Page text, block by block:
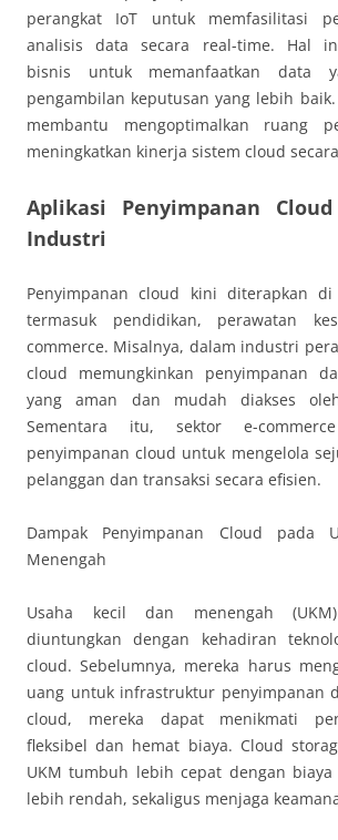
perangkat IoT untuk memfasilitasi
analisis data secara real-time. Hal
bisnis untuk memanfaatkan data
pengambilan keputusan yang lebih
membantu mengoptimalkan ruang
meningkatkan kinerja sistem cloud
Aplikasi Penyimpanan
Industri
Penyimpanan cloud kini diterapkan
termasuk pendidikan, perawatan
commerce. Misalnya, dalam industri
cloud memungkinkan penyimpanan
yang aman dan mudah diakses
Sementara itu, sektor e-
penyimpanan cloud untuk mengelola
pelanggan dan transaksi secara efisien.
Dampak Penyimpanan Cloud pada
Menengah
Usaha kecil dan menengah
diuntungkan dengan kehadiran
cloud. Sebelumnya, mereka harus
uang untuk infrastruktur penyimpanan
cloud, mereka dapat menikmati
fleksibel dan hemat biaya. Cloud
UKM tumbuh lebih cepat dengan biaya
lebih rendah, sekaligus menjaga